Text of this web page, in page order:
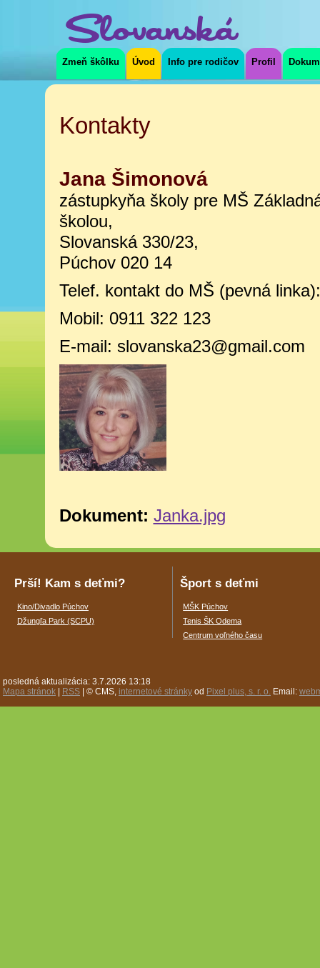
Slovanská
Zmeň škôlku Úvod Info pre rodičov Profil
Kontakty
Jana Šimonová
zástupkyňa školy pre MŠ
školou,
Slovanská 330/23,
Púchov 020 14
Telef. kontakt do MŠ (pevná
Mobil: 0911 322 123
E-mail: slovanska23@gmail.com
Dokument: Janka.jpg
Prší! Kam s deťmi?
Kino/Divadlo Púchov
Džungľa Park (SCPU)
Šport s deťmi
MŠK Púchov
Tenis ŠK Odema
Centrum voľného času
posledná aktualizácia: 3.7.2026 13:18
Mapa stránok
RSS | © CMS, internetové stránky od Pixel plus, s. r. o. Email: